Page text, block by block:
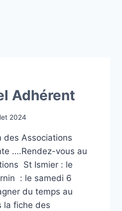
Adhérent
2024
des Associations
….Rendez-vous au
St Ismier : le
: le samedi 6
du temps au
la fiche des